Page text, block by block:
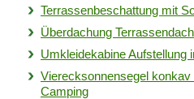
Terrassenbeschattung mit
Überdachung
Umkleidekabine Aufstellung
Vierecksonnensegel
Camping